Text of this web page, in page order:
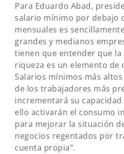
Para Eduardo Abad,
salario mínimo por debajo
mensuales es
grandes y medianos
tienen que entender que
riqueza es un elemento de
Salarios mínimos más
de los trabajadores más
incrementará su
ello activarán el consumo
para mejorar la situación
negocios regentados por
cuenta propia”.